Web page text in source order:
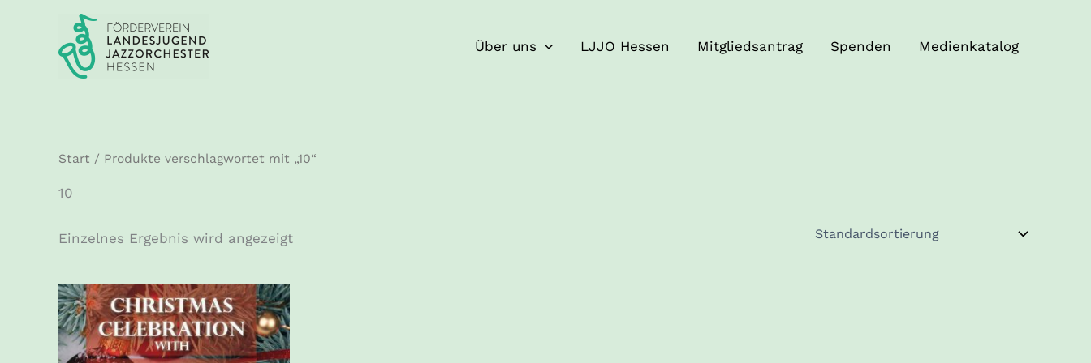
Über uns LJJO Hessen Mitgliedsantrag Spenden Medienkatalog
Start / Produkte verschlagwortet mit „10“
10
Einzelnes Ergebnis wird angezeigt